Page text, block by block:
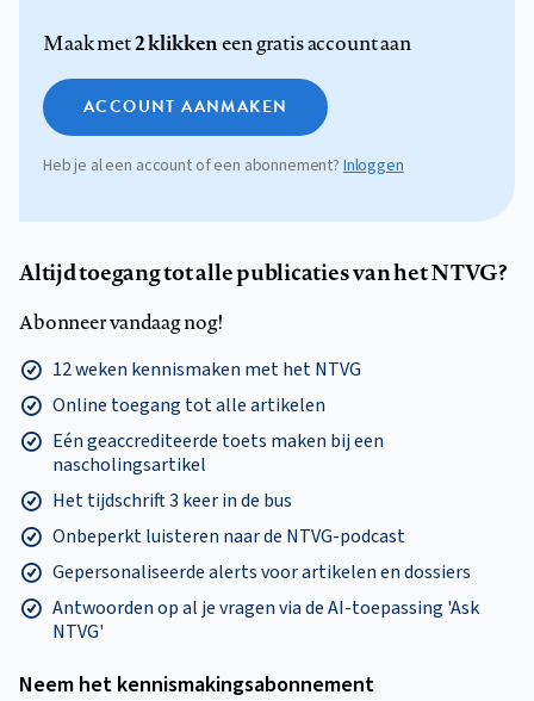
Maak met2 klikkeneen gratis account aan
ACCOUNT AANMAKEN
Heb je al een account of een abonnement? Inloggen
Altijd toegang tot alle publicaties van het NTVG?
Abonneer vandaag nog!
12 weken kennismaken met het NTVG
Online toegang tot alle artikelen
Eén geaccrediteerde toets maken bij een
nascholingsartikel
Het tijdschrift 3 keer in de bus
Onbeperkt luisteren naar de NTVG-podcast
Gepersonaliseerde alerts voor artikelen en dossiers
Antwoorden op al je vragen via de AI-toepassing 'Ask
NTVG'
Neem het kennismakings­abonnement